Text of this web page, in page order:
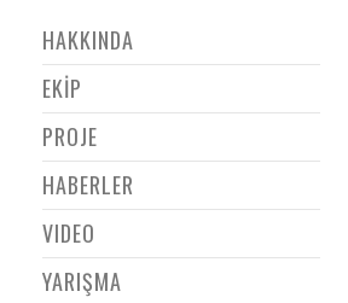
HAKKINDA
EKİP
PROJE
HABERLER
VIDEO
YARIŞMA